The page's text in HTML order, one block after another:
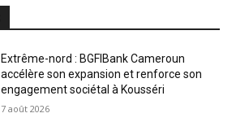
Extrême-nord : BGFIBank Cameroun
accélère son expansion et renforce son
engagement sociétal à Kousséri
7 août 2026